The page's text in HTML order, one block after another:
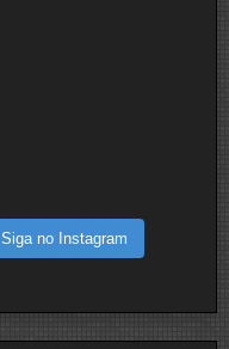
Siga no Instagram